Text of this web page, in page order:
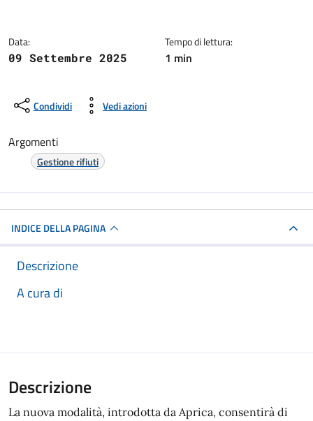
Data:
09 Settembre 2025
Tempo di lettura:
1 min
Condividi Vedi azioni
Argomenti
Gestione rifiuti
INDICE DELLA PAGINA
Descrizione
A cura di
Descrizione
La nuova modalità, introdotta da Aprica, consentirà di